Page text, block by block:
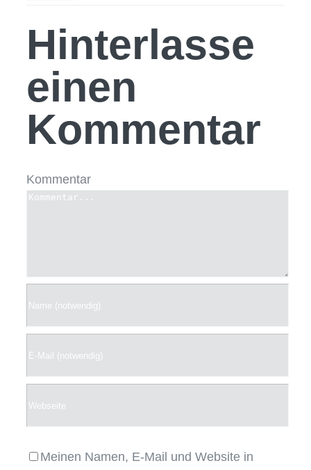
Hinterlasse
einen
Kommentar
Kommentar
Meinen Namen, E-Mail und Website in